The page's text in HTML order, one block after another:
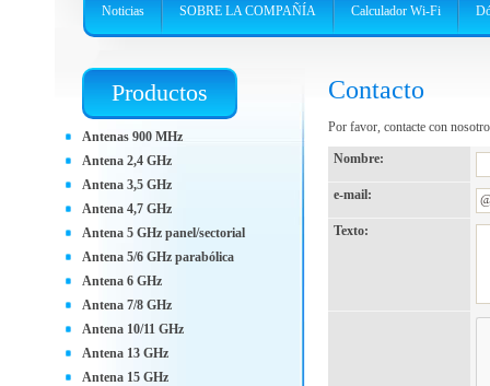
Contacto
Por favor, contacte con
Nombre:
e-mail:
Texto:
Productos
Antenas 900 MHz
Antena 2,4 GHz
Antena 3,5 GHz
Antena 4,7 GHz
Antena 5 GHz panel/sectorial
Antena 5/6 GHz parabólica
Antena 6 GHz
Antena 7/8 GHz
Antena 10/11 GHz
Antena 13 GHz
Antena 15 GHz
Noticias SOBRE LA COMPAÑÍA Calculador Wi-Fi